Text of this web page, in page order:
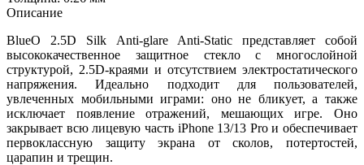
Описание
BlueO 2.5D Silk Anti-glare Anti-Static представляет собой
высококачественное защитное стекло с многослойной
структурой, 2.5D-краями и отсутствием электростатического
напряжения. Идеально подходит для пользователей,
увлеченных мобильными играми: оно не бликует, а также
исключает появление отражений, мешающих игре. Оно
закрывает всю лицевую часть iPhone 13/13 Pro и обеспечивает
первоклассную защиту экрана от сколов, потертостей,
царапин и трещин.